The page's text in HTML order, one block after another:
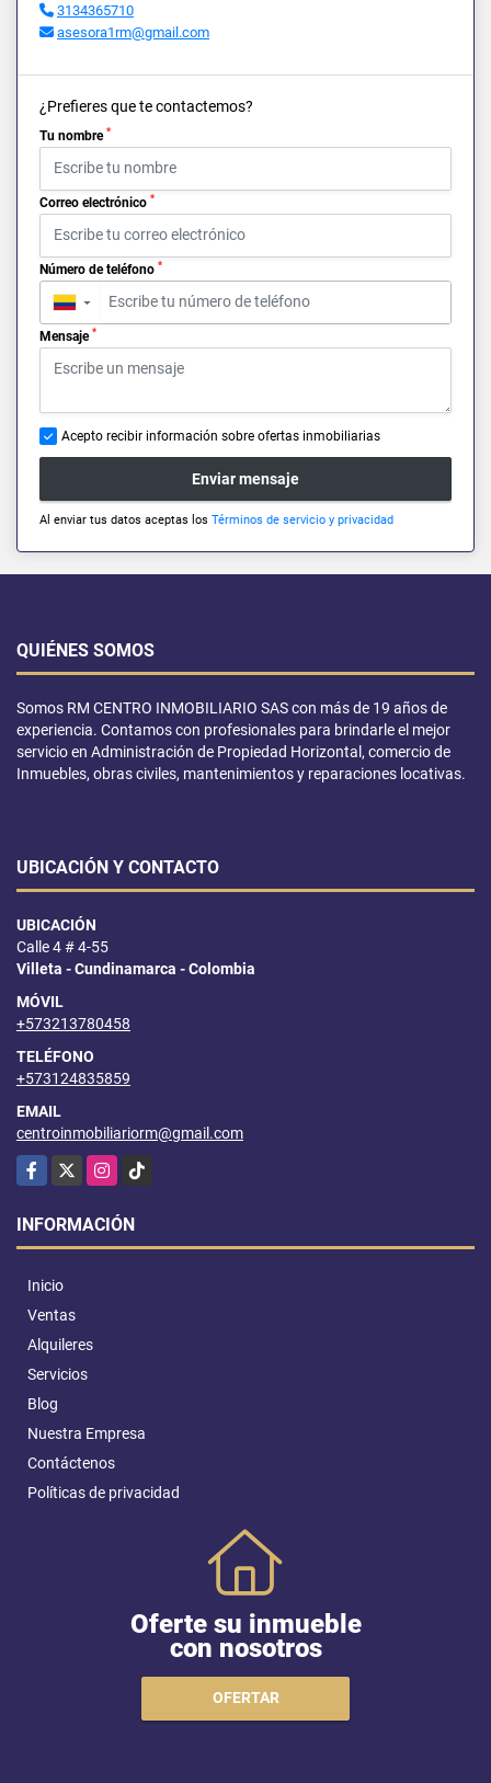
3134365710
asesora1rm@gmail.com
¿Prefieres que te contactemos?
Tu nombre *
Correo electrónico *
Número de teléfono *
▼
Mensaje *
Acepto recibir información sobre ofertas inmobiliarias
Enviar mensaje
Al enviar tus datos aceptas los Términos de servicio y privacidad
QUIÉNES SOMOS
Somos RM CENTRO INMOBILIARIO SAS con más de 19 años de
experiencia. Contamos con profesionales para brindarle el mejor
servicio en Administración de Propiedad Horizontal, comercio de
Inmuebles, obras civiles, mantenimientos y reparaciones locativas.
UBICACIÓN Y CONTACTO
UBICACIÓN
Calle 4 # 4-55
Villeta - Cundinamarca - Colombia
MÓVIL
+573213780458
TELÉFONO
+573124835859
EMAIL
centroinmobiliariorm@gmail.com
Facebook
X Instagram
TikTok
INFORMACIÓN
Inicio
Ventas
Alquileres
Servicios
Blog
Nuestra Empresa
Contáctenos
Políticas de privacidad
Oferte su inmueble
con nosotros
OFERTAR